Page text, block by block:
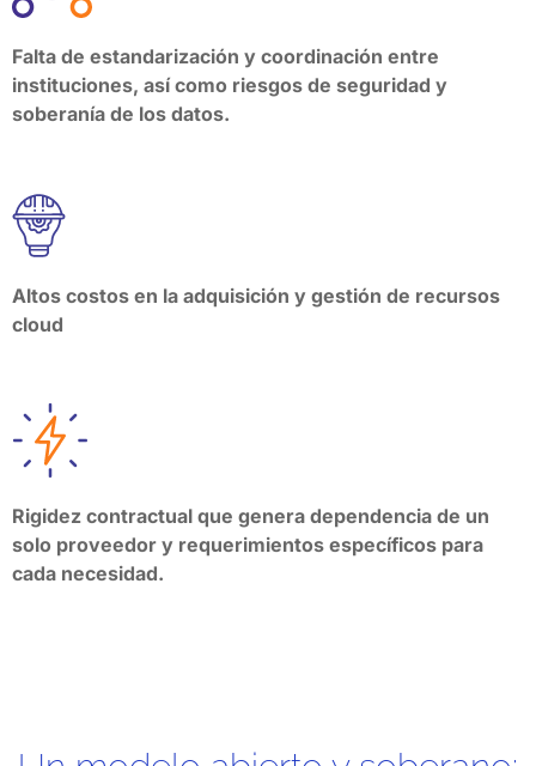
Falta de estandarización y coordinación entre
instituciones, así como riesgos de seguridad y
soberanía de los datos.
Altos costos en la adquisición y gestión de recursos
cloud
Rigidez contractual que genera dependencia de un
solo proveedor y requerimientos específicos para
cada necesidad.